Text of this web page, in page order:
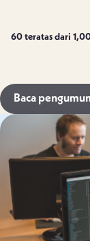
60 teratas dari
Baca